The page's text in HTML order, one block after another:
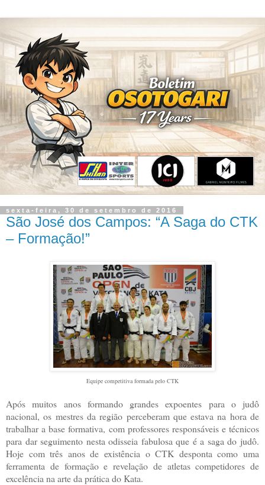
sexta-feira, 30 de setembro de 2016
São José dos Campos: “A Saga do CTK
– Formação!”
Equipe competitiva formada pelo CTK
Após muitos anos formando grandes expoentes para o judô
nacional, os mestres da região perceberam que estava na hora de
trabalhar a base formativa, com professores responsáveis e técnicos
para dar seguimento nesta odisseia fabulosa que é a saga do judô.
Hoje com três anos de existência o CTK desponta como uma
ferramenta de formação e revelação de atletas competidores de
excelência na arte da prática do Kata.